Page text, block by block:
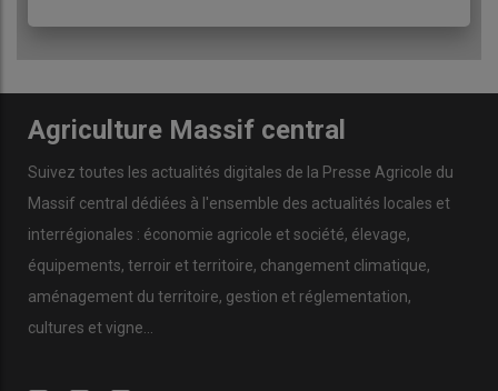
Agriculture Massif central
Suivez toutes les actualités digitales de la Presse Agricole du
Massif central dédiées à l'ensemble des actualités locales et
interrégionales : économie agricole et société, élevage,
équipements, terroir et territoire, changement climatique,
aménagement du territoire, gestion et réglementation,
cultures et vigne...